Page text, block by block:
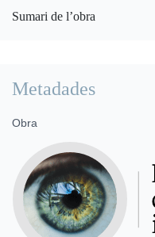
Sumari de l’obra
Metadades
Obra